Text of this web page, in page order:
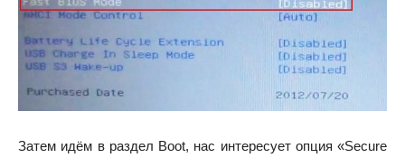
Затем идём в раздел Boot, нас интересует опция «Secure